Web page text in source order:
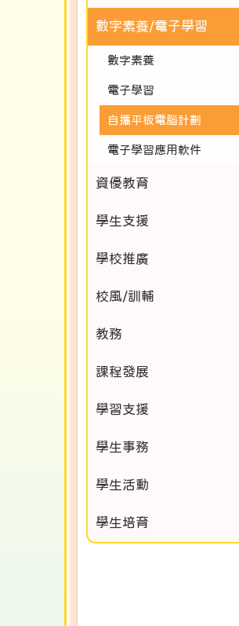
數字素養/電子學習
數字素養
電子學習
自攜平板電腦計劃
電子學習應用軟件
資優教育
學生支援
學校推廣
校風/訓輔
教務
課程發展
學習支援
學生事務
學生活動
學生培育